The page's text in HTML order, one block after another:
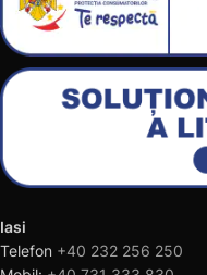
Iasi
Telefon +40 232 256 250